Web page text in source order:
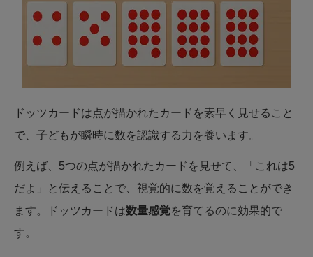
ドッツカードは点が描かれたカードを素早く見せること
で、子どもが瞬時に数を認識する力を養います。
例えば、5つの点が描かれたカードを見せて、「これは5
だよ」と伝えることで、視覚的に数を覚えることができ
ます。ドッツカードは数量感覚を育てるのに効果的で
す。